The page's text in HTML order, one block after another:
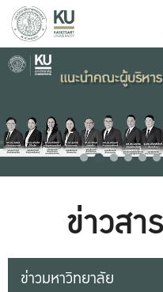
ข่าวส
ข่าวมหาวิทยาลัย